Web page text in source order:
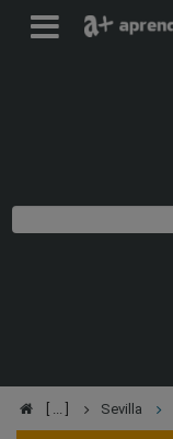
Sevilla